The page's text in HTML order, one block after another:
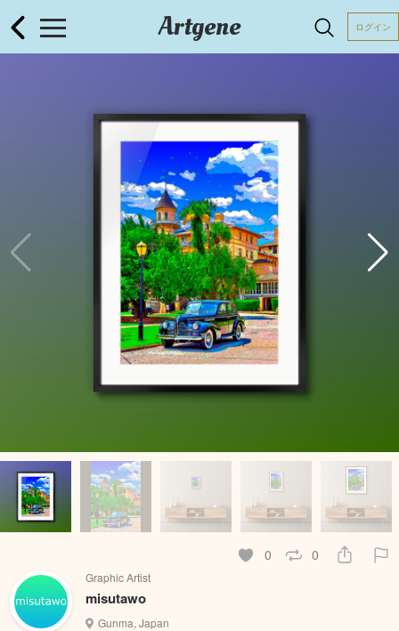
Artgene ログイン
0 0
Graphic Artist
misutawo
Gunma, Japan